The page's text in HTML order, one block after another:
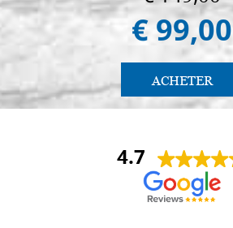
€ 18,80
Pinceau Stradivarius Rond Pointe
Fine serie 8344 n.10 Raphael
€ 99,00
ACHETER
4.7